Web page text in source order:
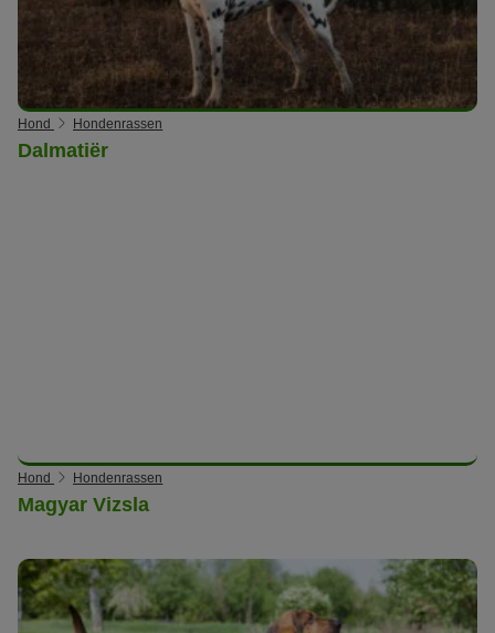
Hond Hondenrassen
Dalmatiër
Hond Hondenrassen
Magyar Vizsla